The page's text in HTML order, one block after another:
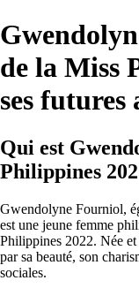
de la Miss
ses
Qui est
Philippines
Gwendolyne Fourniol,
est une jeune femme
Philippines 2022. Née
par sa beauté, son
sociales.